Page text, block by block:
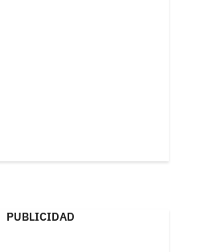
PUBLICIDAD